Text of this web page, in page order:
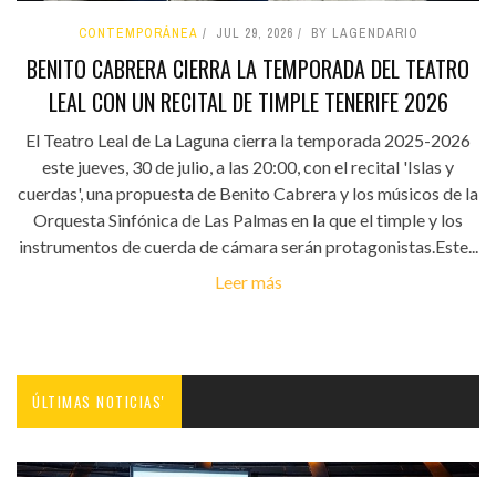
CONTEMPORÁNEA JUL 29, 2026 BY LAGENDARIO
BENITO CABRERA CIERRA LA TEMPORADA DEL TEATRO
LEAL CON UN RECITAL DE TIMPLE TENERIFE 2026
El Teatro Leal de La Laguna cierra la temporada 2025-2026
este jueves, 30 de julio, a las 20:00, con el recital 'Islas y
cuerdas', una propuesta de Benito Cabrera y los músicos de la
Orquesta Sinfónica de Las Palmas en la que el timple y los
instrumentos de cuerda de cámara serán protagonistas.Este...
Leer más
ÚLTIMAS NOTICIAS'